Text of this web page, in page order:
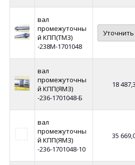
вал
промежуточны
й КПП(ТМЗ)
-238М-1701048
Уточнить
вал
промежуточны
й КПП(ЯМЗ)
-236-1701048-Б
18
вал
промежуточны
й КПП(ЯМЗ)
-236-1701048-10
35